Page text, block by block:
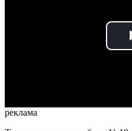
реклама